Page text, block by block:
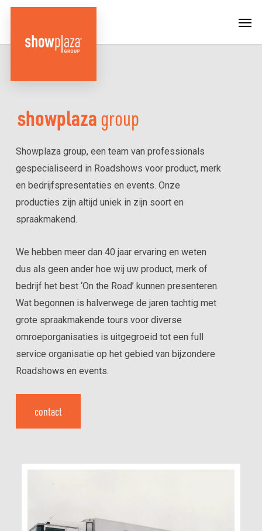
Skip
main
showplazagroup
Showplaza group, een team van professionals
gespecialiseerd in Roadshows voor product, merk
en bedrijfspresentaties en events. Onze
producties zijn altijd uniek in zijn soort en
spraakmakend.
We hebben meer dan 40 jaar ervaring en weten
dus als geen ander hoe wij uw product, merk of
bedrijf het best ‘On the Road’ kunnen presenteren.
Wat begonnen is halverwege de jaren tachtig met
grote spraakmakende tours voor diverse
omroeporganisaties is uitgegroeid tot een full
service organisatie op het gebied van bijzondere
Roadshows en events.
contact